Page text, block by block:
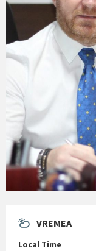
VREMEA
Local Time